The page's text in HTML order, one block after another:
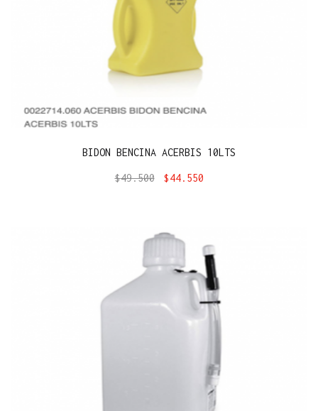
BIDON BENCINA ACERBIS 10LTS
$49.500 $44.550